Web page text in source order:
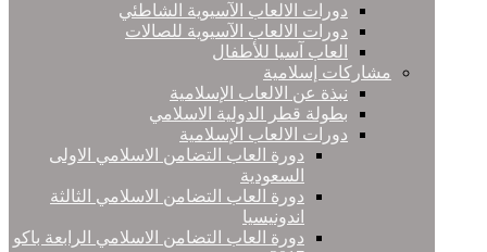
دورات الالعاب الآسيوية الشاطئي
دورات الالعاب الآسيوية للصالات
العاب آسيا للأطفال
مشاركات إسلامية
نبذة عن الالعاب الإسلامية
بطولة قطر الدولية الاسلامي
دورات الالعاب الإسلامية
دورة العاب التضامن الاسلامي الاولى
السعودية
دورة العاب التضامن الاسلامي الثالثة
اندونيسيا
دورة العاب التضامن الاسلامي الرابعة باكو